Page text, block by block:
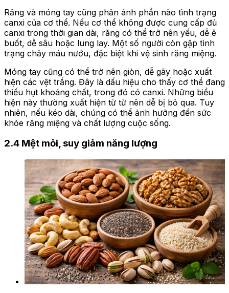
Răng và móng tay cũng phản ánh phần nào tình trạng
canxi của cơ thể. Nếu cơ thể không được cung cấp đủ
canxi trong thời gian dài, răng có thể trở nên yếu, dễ ê
buốt, dễ sâu hoặc lung lay. Một số người còn gặp tình
trạng chảy máu nướu, đặc biệt khi vệ sinh răng miệng.
Móng tay cũng có thể trở nên giòn, dễ gãy hoặc xuất
hiện các vệt trắng. Đây là dấu hiệu cho thấy cơ thể đang
thiếu hụt khoáng chất, trong đó có canxi. Những biểu
hiện này thường xuất hiện từ từ nên dễ bị bỏ qua. Tuy
nhiên, nếu kéo dài, chúng có thể ảnh hưởng đến sức
khỏe răng miệng và chất lượng cuộc sống.
2.4 Mệt mỏi, suy giảm năng lượng